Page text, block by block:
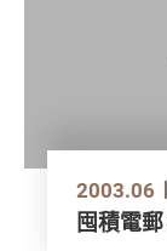
2003.06